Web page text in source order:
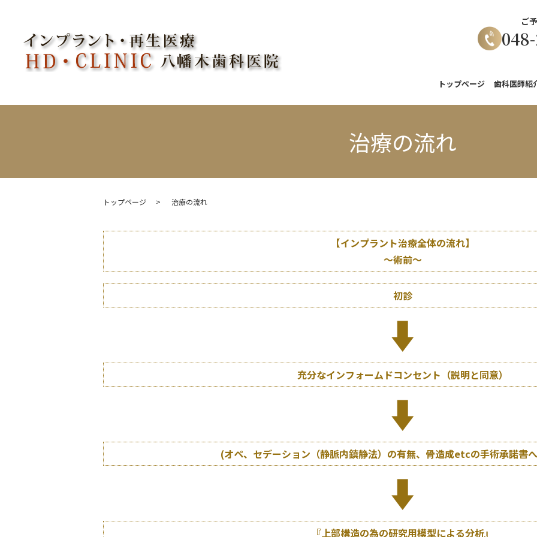
トップページ 歯科医師紹
ご
治療の流れ
トップページ 治療の流れ
【インプラント治療全体の流れ】
～術前～
初診
充分なインフォームドコンセント（説明と同意）
(オペ、セデーション（静脈内鎮静法）の有無、骨造成etcの手術承諾書へ
『上部構造の為の研究用模型による分析』